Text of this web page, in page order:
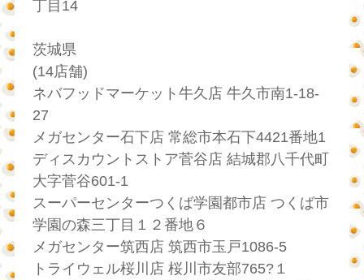
丁目14
茨城県
(14店舗)
ネバフッドマーケット牛久店 牛久市南1-18-
27
メガセンター石下店 常総市本石下4421番地1
ディスカウントストア菅谷店 結城郡八千代町
大字菅谷601-1
スーパーセンターつくば学園都市店 つくば市
学園の森三丁目１２番地６
メガセンター筑西店 筑西市玉戸1086-5
トライウェル桜川店 桜川市友部765?１